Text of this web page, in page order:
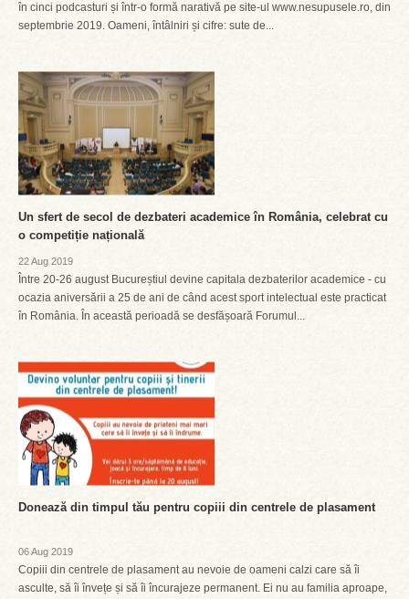
în cinci podcasturi și într-o formă narativă pe site-ul www.nesupusele.ro, din
septembrie 2019. Oameni, întâlniri și cifre: sute de...
Un sfert de secol de dezbateri academice în România, celebrat cu
o competiție națională
22 Aug 2019
Între 20-26 august Bucureștiul devine capitala dezbaterilor academice - cu
ocazia aniversării a 25 de ani de când acest sport intelectual este practicat
în România. În această perioadă se desfășoară Forumul...
Donează din timpul tău pentru copiii din centrele de plasament
06 Aug 2019
Copiii din centrele de plasament au nevoie de oameni calzi care să îi
asculte, să îi învețe și să îi încurajeze permanent. Ei nu au familia aproape,